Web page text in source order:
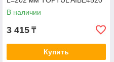
В наличии
3 415 ₸
Купить